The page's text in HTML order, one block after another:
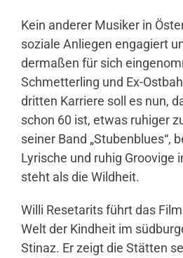
Kein anderer Musiker in
soziale Anliegen engagiert
dermaßen für sich
Schmetterling und Ex-
dritten Karriere soll es nun,
schon 60 ist, etwas ruhiger
seiner Band „Stubenblues“,
Lyrische und ruhig Groovige
steht als die Wildheit.
Willi Resetarits führt das
Welt der Kindheit im
Stinaz. Er zeigt die Stätten